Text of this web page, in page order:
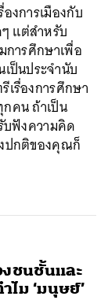
งการเมืองกับ
แต่สำหรับ
การศึกษาเพื่อ
ป็นประจำนับ
เรื่องการศึกษา
กคน ถ้าเป็น
บฟังความคิด
ปกติของคุณก็
งชนชั้นและ
ไม ‘มนุษย์’